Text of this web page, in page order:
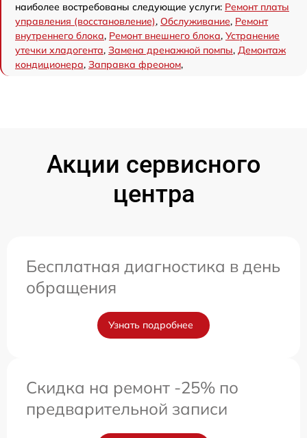
наиболее востребованы следующие услуги: Ремонт платы
управления (восстановление), Обслуживание, Ремонт
внутреннего блока, Ремонт внешнего блока, Устранение
утечки хладогента, Замена дренажной помпы, Демонтаж
кондиционера, Заправка фреоном,
Акции сервисного
центра
Бесплатная диагностика в день
обращения
Узнать подробнее
Скидка на ремонт -25% по
предварительной записи